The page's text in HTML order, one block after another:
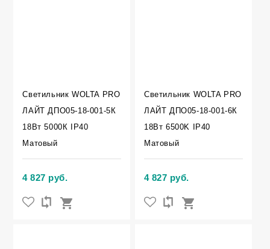
Светильник WOLTA PRO
ЛАЙТ ДПО05-18-001-5К
18Вт 5000К IP40
Матовый
4 827 руб.
Светильник WOLTA PRO
ЛАЙТ ДПО05-18-001-6К
18Вт 6500K IP40
Матовый
4 827 руб.